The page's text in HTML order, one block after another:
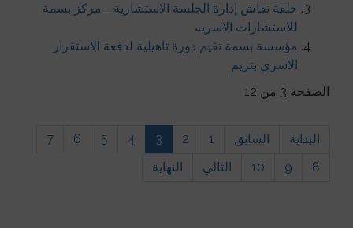
حلقة نقاش إدارة الجلسة الاستشارية - مركز بسمة
للاستشارات الاسريه
مؤسسة بسمة تقيم دورة تاهيلية لدفعة الاستقرار
الاسري بتريم
الصفحة 3 من 12
البداية السابق 1
2
3
4
5
6
7
8
9
10 التالي النهاية